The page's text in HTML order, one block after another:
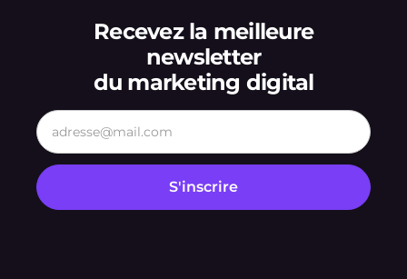
Recevez la meilleure
newsletter
du marketing digital